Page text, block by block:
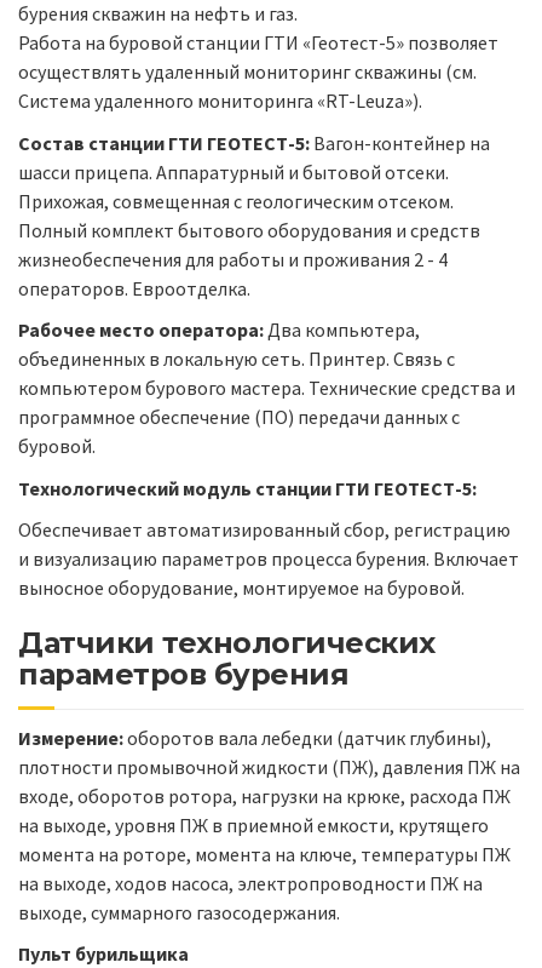
бурения скважин на нефть и газ.
Работа на буровой станции ГТИ «Геотест-5» позволяет
осуществлять удаленный мониторинг скважины (см.
Система удаленного мониторинга «RT-Leuza»).
Состав станции ГТИ ГЕОТЕСТ-5: Вагон-контейнер на
шасси прицепа. Аппаратурный и бытовой отсеки.
Прихожая, совмещенная с геологическим отсеком.
Полный комплект бытового оборудования и средств
жизнеобеспечения для работы и проживания 2 - 4
операторов. Евроотделка.
Рабочее место оператора:Два компьютера,
объединенных в локальную сеть. Принтер. Связь с
компьютером бурового мастера. Технические средства и
программное обеспечение (ПО) передачи данных с
буровой.
Технологический модуль станции ГТИ ГЕОТЕСТ-5:
Обеспечивает автоматизированный сбор, регистрацию
и визуализацию параметров процесса бурения. Включает
выносное оборудование, монтируемое на буровой.
Датчики технологических
параметров бурения
Измерение:оборотов вала лебедки (датчик глубины),
плотности промывочной жидкости (ПЖ), давления ПЖ на
входе, оборотов ротора, нагрузки на крюке, расхода ПЖ
на выходе, уровня ПЖ в приемной емкости, крутящего
момента на роторе, момента на ключе, температуры ПЖ
на выходе, ходов насоса, электропроводности ПЖ на
выходе, суммарного газосодержания.
Пульт бурильщика